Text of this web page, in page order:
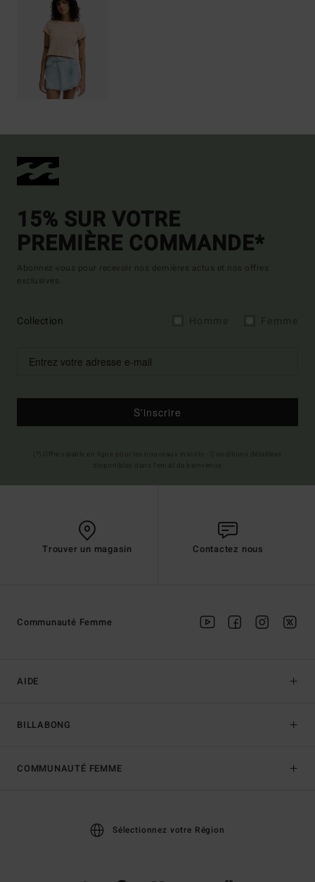
15% SUR VOTRE
PREMIÈRE COMMANDE*
Abonnez-vous pour recevoir nos dernières actus et nos offres
exclusives.
Collection
S'inscrire
Trouver un magasin Contactez nous
AIDE
BILLABONG
Communauté Femme
COMMUNAUTÉ FEMME
Sélectionnez votre Région